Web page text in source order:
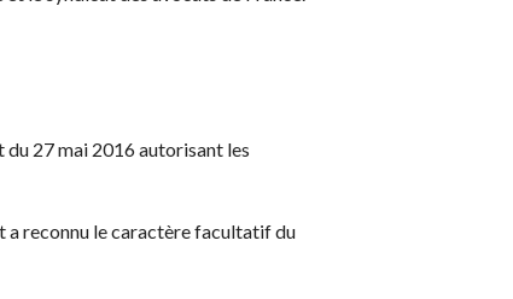
du 27 mai 2016 autorisant les
a reconnu le caractère facultatif du